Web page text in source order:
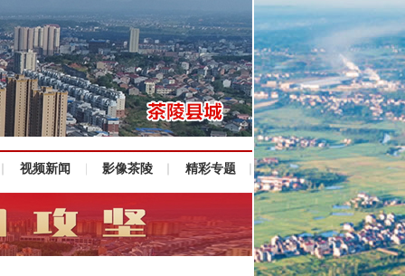
视频新闻 影像茶陵 精彩专题